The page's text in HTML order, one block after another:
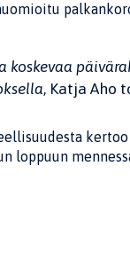
koskevaa
, Katja Aho
loppuun